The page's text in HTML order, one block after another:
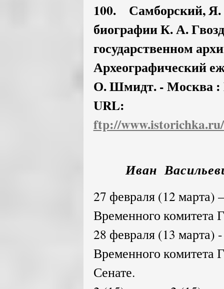
100. Самборский,
биографии К. А.
государственном
Археографический
О. Шмидт. - Москва :
URL:
ftp://
Иван
27 февраля (12 марта)
Временного комитета
28 февраля (13 марта)
Временного комитета
Сенате.